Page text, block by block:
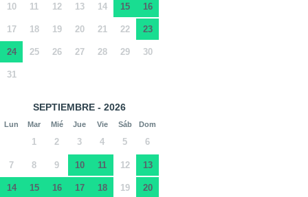
10 11 12 13 14 15 16
17 18 19 20 21 22 23
24 25 26 27 28 29 30
31
SEPTIEMBRE - 2026
Lun Mar Mié Jue Vie Sáb Dom
1 2 3 4 5 6
7 8 9 10 11 12 13
14 15 16 17 18 19 20